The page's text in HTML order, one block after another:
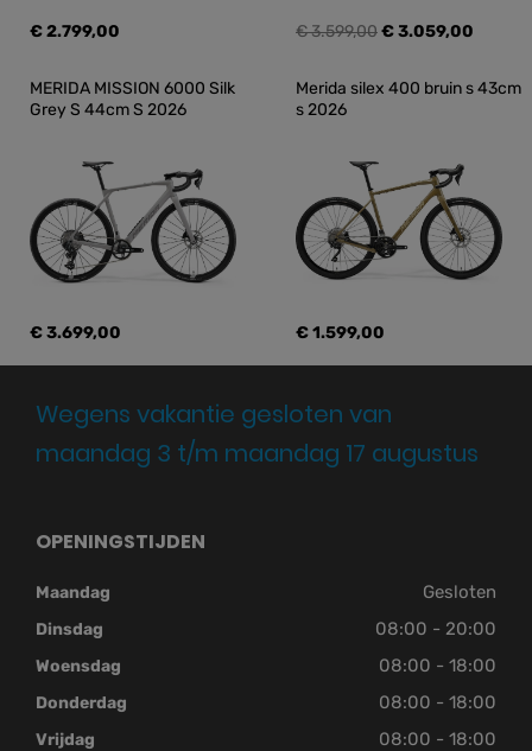
€ 2.799,00 € 3.599,00€ 3.059,00
MERIDA MISSION 6000 Silk
Grey S 44cm S 2026
€ 3.699,00
Merida silex 400 bruin s 43cm
s 2026
€ 1.599,00
Wegens vakantie gesloten van
maandag 3 t/m maandag 17 augustus
OPENINGSTIJDEN
Maandag Gesloten
Dinsdag 08:00 - 20:00
Woensdag 08:00 - 18:00
Donderdag 08:00 - 18:00
Vrijdag 08:00 - 18:00